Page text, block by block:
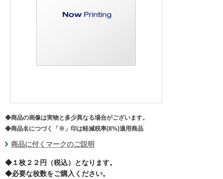
◆商品の画像は実物と多少異なる場合がございます。
◆商品名につづく「※」印は軽減税率(8%)適用商品
商品に付くマークのご説明
◆１枚２２円（税込）となります。
◆必要な枚数をご購入ください。